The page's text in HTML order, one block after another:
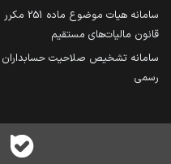
سامانه هیات موضوع ماده 251 مکرر
قانون مالیات‌های مستقیم
سامانه تشخیص صلاحیت حسابداران
رسمی